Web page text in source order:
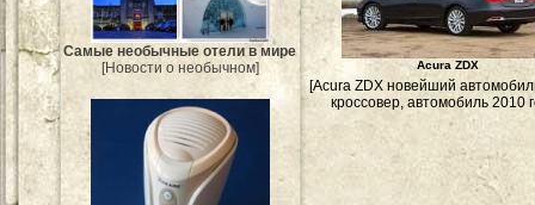
Самые необычные отели в мире
[Новости о необычном]
Acura ZDX
[Acura ZDX новейший
кроссовер, автомобиль 2010